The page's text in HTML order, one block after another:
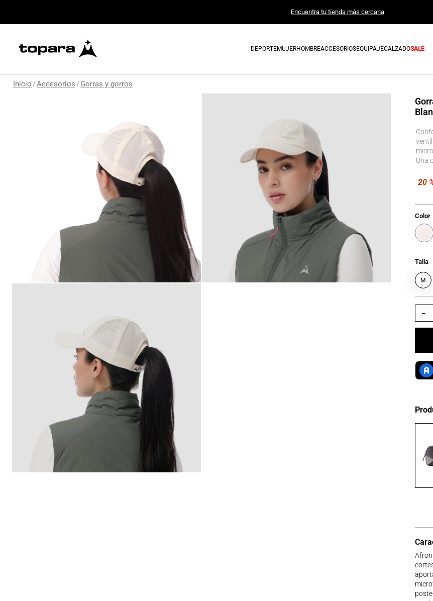
Encuentra tu tienda más cercana
DEPORTEMUJERHOMBREACCESORIOSEQUIPAJECALZADOSALE
Inicio/Accesorios/Gorras y gorros
Una
Talla
M
Color
－